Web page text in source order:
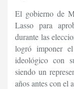
El gobierno de
Lasso para
durante las
logró imponer
ideológico con
siendo un
años antes con el